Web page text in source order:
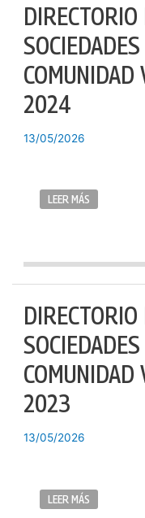
COMUNIDAD
2024
13/05/2026
LEER MÁS
COMUNIDAD
2023
13/05/2026
LEER MÁS